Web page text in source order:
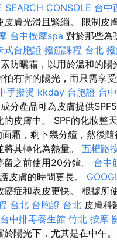
SEARCH CONSOLE 台中
膚光滑且緊繃。 限制皮
台中按摩spa 對於那些為
式台胞證 撥筋課程 台北
防曬霜，以用於溫和的陽
怕有害的陽光，而只需享
手撥燙 kkday 台胞證 台
分產品可為皮膚提供
皮膚中。 SPF的化妝整
霜，剩下幾分鐘，然後隨
其轉化為熱量。 五權路
之前使用20分鐘。 台中
皮膚的時間更長。
症和表皮更快。 根據所
台北 台胞證 台北 皮膚科
台中排毒養生館 竹北 按摩
陽光下，尤其是在中午